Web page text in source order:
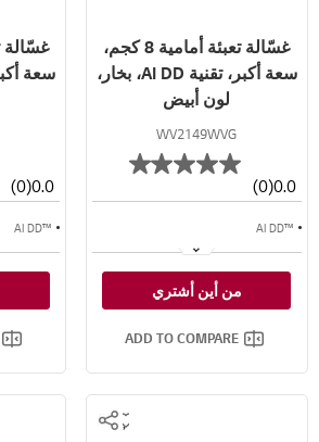
غسّالة تعبئة أمامية 8 كجم،
سعة أكبر، تقنية AI DD، بخار،
لون أبيض
WV2149WVG
0.0
(0)
™AI DD
سعة أكبر
من أين أشتري
ADD TO COMPARE
0.0
(0)
™AI DD
سعة أكبر